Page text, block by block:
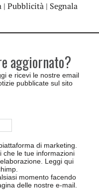
| Pubblicità | Segnala
aggiornato?
e ricevi le nostre email
pubblicate sul sito
di marketing.
che le tue informazioni
Leggi qui
.
momento facendo
delle nostre e-mail.